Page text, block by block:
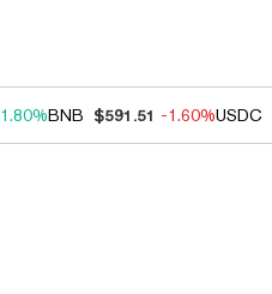
1.80%BNB $591.51 -1.60%USDC